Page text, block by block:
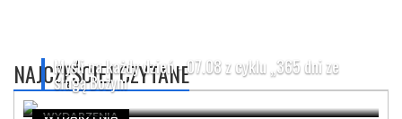
NAJCZĘŚCIEJ CZYTANE
Myśli na każdy dzień - 07.08 z cyklu „365 dni ze
sługą Bożym
WYDARZENIA